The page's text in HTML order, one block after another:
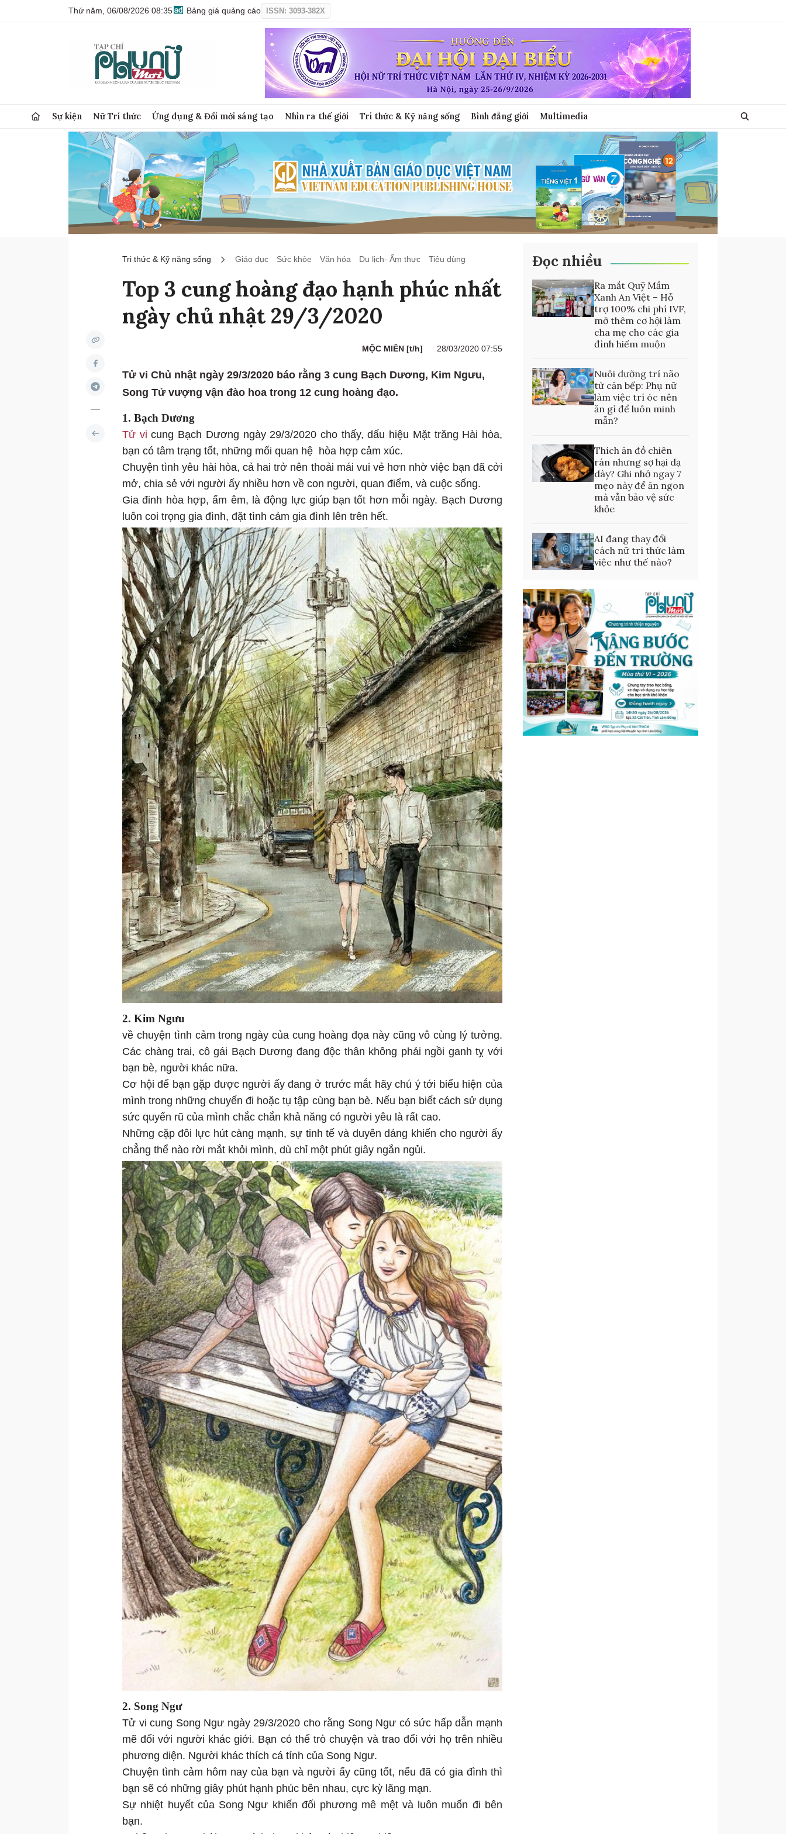
Thứ năm, 06/08/2026 08:35 Bảng giá quảng cáo ISSN: 3093-382X
Sự kiện Nữ Trí thức Ứng dụng & Đổi mới sáng tạo Nhìn ra thế giới Tri thức & Kỹ năng sống Bình đẳng giới Multimedia
Tri thức & Kỹ năng sống Giáo dục Sức khỏe Văn hóa Du lịch- Ẩm thực Tiêu dùng
Top 3 cung hoàng đạo hạnh phúc nhất
ngày chủ nhật 29/3/2020
MỘC MIÊN [t/h] 28/03/2020 07:55
Tử vi Chủ nhật ngày 29/3/2020 báo rằng 3 cung Bạch Dương, Kim Ngưu,
Song Tử vượng vận đào hoa trong 12 cung hoàng đạo.
1. Bạch Dương
Tử vicung Bạch Dương ngày 29/3/2020 cho thấy, dấu hiệu Mặt trăng Hài hòa,
bạn có tâm trạng tốt, những mối quan hệ hòa hợp cảm xúc.
Chuyện tình yêu hài hòa, cả hai trở nên thoải mái vui vẻ hơn nhờ việc bạn đã cởi
mở, chia sẻ với người ấy nhiều hơn về con người, quan điểm, và cuộc sống.
Gia đinh hòa hợp, ấm êm, là động lực giúp bạn tốt hơn mỗi ngày. Bạch Dương
luôn coi trọng gia đình, đặt tình cảm gia đình lên trên hết.
2. Kim Ngưu
về chuyện tình cảm trong ngày của cung hoàng đọa này cũng vô cùng lý tưởng.
Các chàng trai, cô gái Bạch Dương đang độc thân không phải ngồi ganh tỵ với
bạn bè, người khác nữa.
Cơ hội để bạn gặp được người ấy đang ở trước mắt hãy chú ý tới biểu hiện của
mình trong những chuyến đi hoặc tụ tập cùng bạn bè. Nếu bạn biết cách sử dụng
sức quyến rũ của mình chắc chắn khả năng có người yêu là rất cao.
Những cặp đôi lực hút càng mạnh, sự tinh tế và duyên dáng khiến cho người ấy
chẳng thể nào rời mắt khỏi mình, dù chỉ một phút giây ngắn ngủi.
2. Song Ngư
Tử vi cung Song Ngư ngày 29/3/2020 cho rằng Song Ngư có sức hấp dẫn mạnh
mẽ đối với người khác giới. Bạn có thể trò chuyện và trao đổi với họ trên nhiều
phương diện. Người khác thích cá tính của Song Ngư.
Chuyện tình cảm hôm nay của bạn và người ấy cũng tốt, nếu đã có gia đình thì
bạn sẽ có những giây phút hạnh phúc bên nhau, cực kỳ lãng mạn.
Sự nhiệt huyết của Song Ngư khiến đối phương mê mệt và luôn muốn đi bên
bạn.
Đọc nhiều
Ra mắt Quỹ Mầm
Xanh An Việt – Hỗ
trợ 100% chi phí IVF,
mở thêm cơ hội làm
cha mẹ cho các gia
đình hiếm muộn
Nuôi dưỡng trí não
từ căn bếp: Phụ nữ
làm việc trí óc nên
ăn gì để luôn minh
mẫn?
Thích ăn đồ chiên
rán nhưng sợ hại dạ
dày? Ghi nhớ ngay 7
mẹo này để ăn ngon
mà vẫn bảo vệ sức
khỏe
AI đang thay đổi
cách nữ trí thức làm
việc như thế nào?